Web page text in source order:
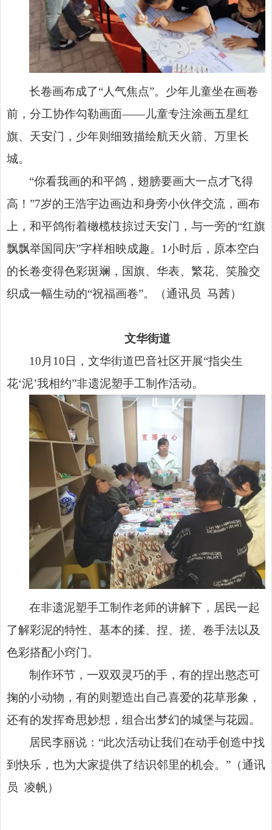
长卷画布成了“人气焦点”。少年儿童坐在画卷
前，分工协作勾勒画面——儿童专注涂画五星红
旗、天安门，少年则细致描绘航天火箭、万里长
城。
“你看我画的和平鸽，翅膀要画大一点才飞得
高！”7岁的王浩宇边画边和身旁小伙伴交流，画布
上，和平鸽衔着橄榄枝掠过天安门，与一旁的“红旗
飘飘举国同庆”字样相映成趣。1小时后，原本空白
的长卷变得色彩斑斓，国旗、华表、繁花、笑脸交
织成一幅生动的“祝福画卷”。（通讯员 马茜）
文华街道
10月10日，文华街道巴音社区开展“指尖生
花‘泥’我相约”非遗泥塑手工制作活动。
在非遗泥塑手工制作老师的讲解下，居民一起
了解彩泥的特性、基本的揉、捏、搓、卷手法以及
色彩搭配小窍门。
制作环节，一双双灵巧的手，有的捏出憨态可
掬的小动物，有的则塑造出自己喜爱的花草形象，
还有的发挥奇思妙想，组合出梦幻的城堡与花园。
居民李丽说：“此次活动让我们在动手创造中找
到快乐，也为大家提供了结识邻里的机会。”（通讯
员 凌帆）